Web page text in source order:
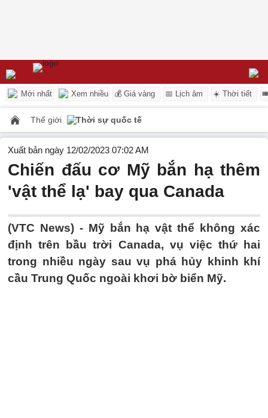
Mới nhất Xem nhiều 💰 Giá vàng 📅 Lịch âm ☀️ Thời tiết
Thế giới Thời sự quốc tế
Xuất bản ngày 12/02/2023 07:02 AM
Chiến đấu cơ Mỹ bắn hạ thêm
'vật thể lạ' bay qua Canada
(VTC News) - Mỹ bắn hạ vật thể không xác
định trên bầu trời Canada, vụ việc thứ hai
trong nhiều ngày sau vụ phá hủy khinh khí
cầu Trung Quốc ngoài khơi bờ biển Mỹ.